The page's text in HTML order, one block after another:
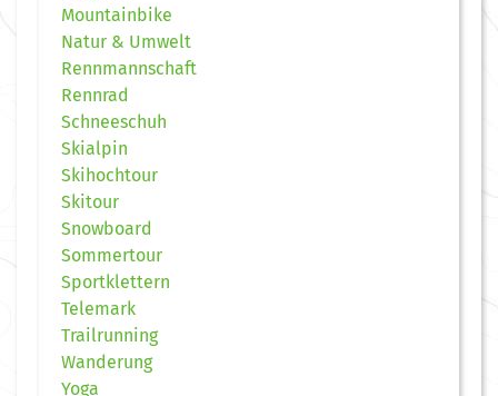
Mountainbike
Natur & Umwelt
Rennmannschaft
Rennrad
Schneeschuh
Skialpin
Skihochtour
Skitour
Snowboard
Sommertour
Sportklettern
Telemark
Trailrunning
Wanderung
Yoga